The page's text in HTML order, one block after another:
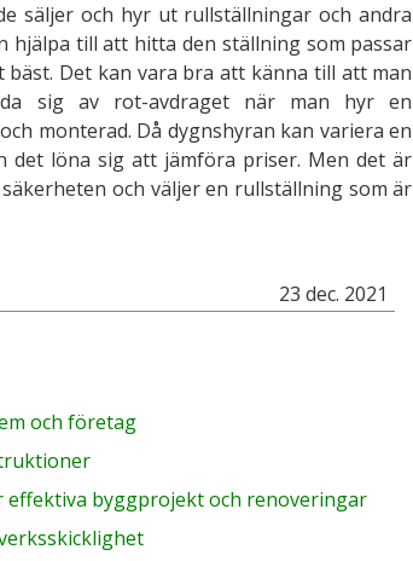
säljer och hyr ut rullställningar och andra
hjälpa till att hitta den ställning som passar
Det kan vara bra att känna till att man
sig av rot-avdraget när man hyr en
monterad. Då dygnshyran kan variera en
det löna sig att jämföra priser. Men det är
och väljer en rullställning som är
23 dec. 2021
och företag
byggprojekt och renoveringar